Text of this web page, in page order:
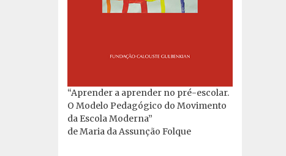
“Aprender a aprender no pré-escolar.
O Modelo Pedagógico do Movimento
da Escola Moderna”
de Maria da Assunção Folque